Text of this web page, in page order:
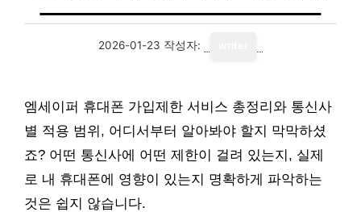
2026-01-23 작성자:
엠세이퍼 휴대폰 가입제한 서비스 총정리와 통신사
별 적용 범위, 어디서부터 알아봐야 할지 막막하셨
죠? 어떤 통신사에 어떤 제한이 걸려 있는지, 실제
로 내 휴대폰에 영향이 있는지 명확하게 파악하는
것은 쉽지 않습니다.